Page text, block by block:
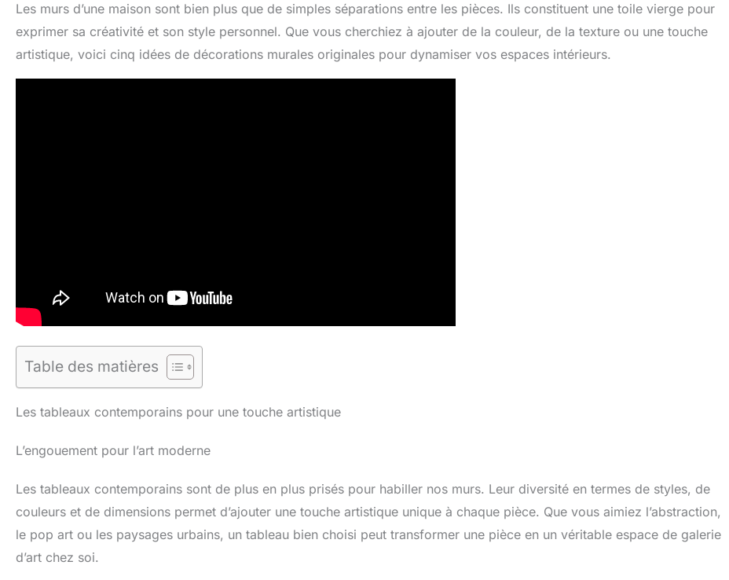
Les murs d’une maison sont bien plus que de simples séparations entre les pièces. Ils constituent une toile vierge pour
exprimer sa créativité et son style personnel. Que vous cherchiez à ajouter de la couleur, de la texture ou une touche
artistique, voici cinq idées de décorations murales originales pour dynamiser vos espaces intérieurs.
Table des matières
Les tableaux contemporains pour une touche artistique
L’engouement pour l’art moderne
Les tableaux contemporains sont de plus en plus prisés pour habiller nos murs. Leur diversité en termes de styles, de
couleurs et de dimensions permet d’ajouter une touche artistique unique à chaque pièce. Que vous aimiez l’abstraction,
le pop art ou les paysages urbains, un tableau bien choisi peut transformer une pièce en un véritable espace de galerie
d’art chez soi.